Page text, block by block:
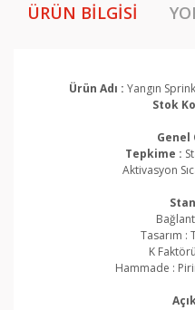
ÜRÜN BILGISI
Ürün Adı : Yangın
Stok
Tepkime :
Aktivasyon
Tasarım :
K
Hammade :